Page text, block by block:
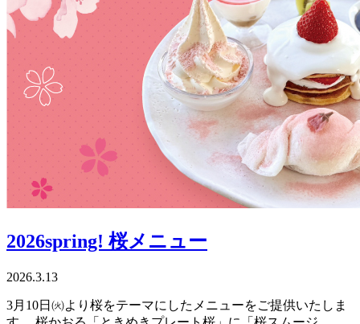
2026spring! 桜メニュー
2026.3.13
3月10日㈫より桜をテーマにしたメニューをご提供いたしま